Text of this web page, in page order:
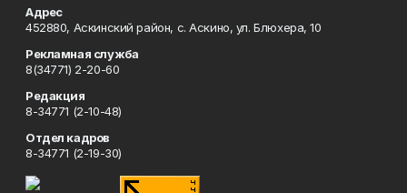
Адрес
452880, Аскинский район, с. Аскино, ул. Блюхера, 10
Рекламная служба
8(34771) 2-20-60
Редакция
8-34771 (2-10-48)
Отдел кадров
8-34771 (2-19-30)